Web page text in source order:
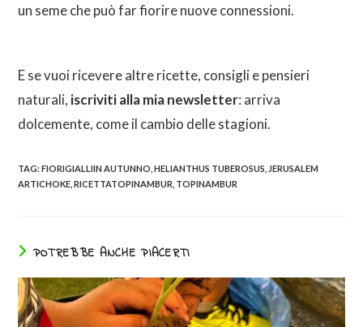
un seme che può far fiorire nuove connessioni.
E se vuoi ricevere altre ricette, consigli e pensieri
naturali, iscriviti alla mia newsletter: arriva
dolcemente, come il cambio delle stagioni.
TAG:FIORIGIALLIIN AUTUNNO HELIANTHUS TUBEROSUS JERUSALEM
ARTICHOKE RICETTATOPINAMBUR TOPINAMBUR
POTREBBE ANCHE PIACERTI